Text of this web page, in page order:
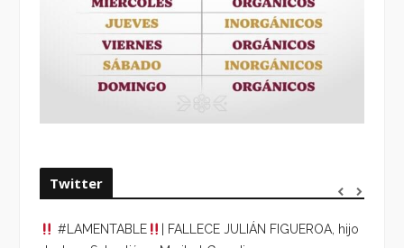
Twitter
#LAMENTABLE
| FALLECE JULIÁN FIGUEROA, hijo